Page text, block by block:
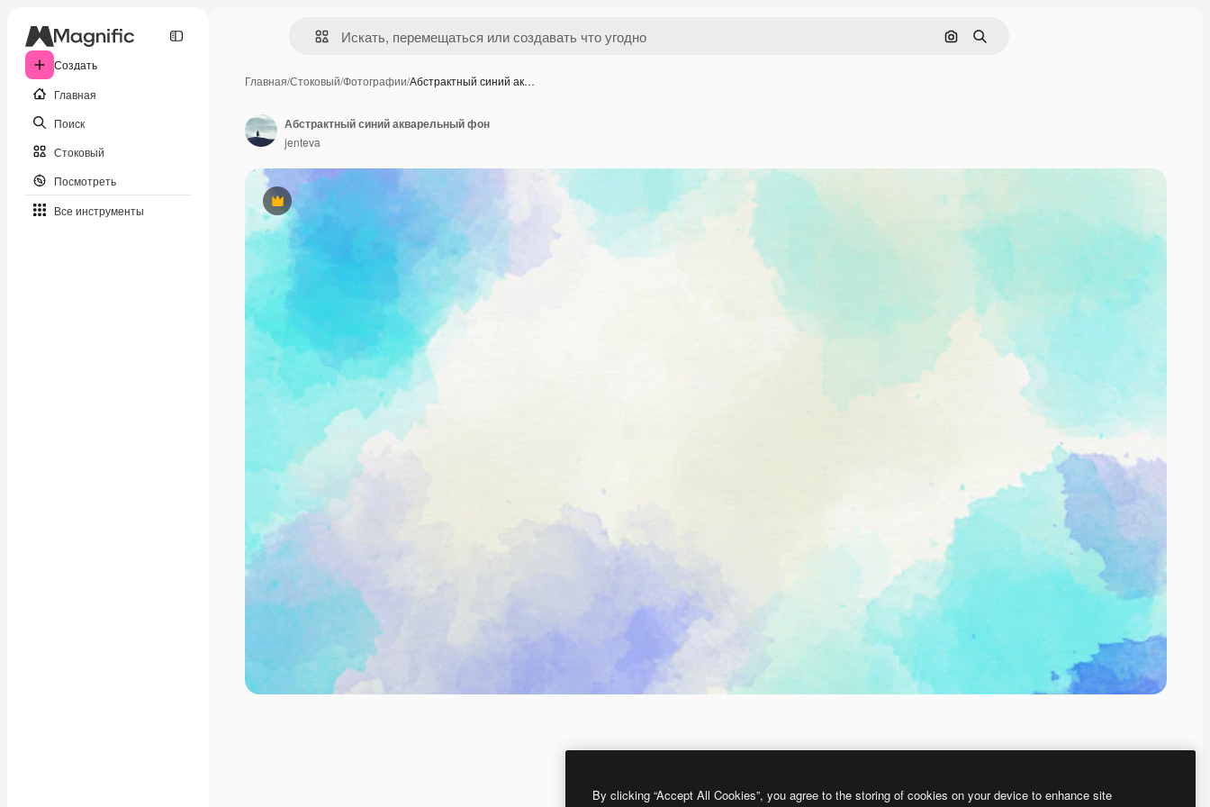
Создать
Главная
Поиск
Стоковый
Посмотреть
Все инструменты
Поиск по изображению
Поиск
Главная/Стоковый/Фотографии/Абстрактный синий ак…
Премиум
Абстрактный синий акварельный фон
jenteva
By clicking “Accept All Cookies”, you agree to the storing of cookies on your device to enhance site